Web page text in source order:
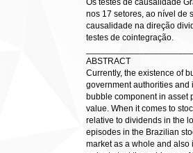
Os testes de causalidade
nos 17 setores, ao nível de
causalidade na direção
testes de cointegração.
ABSTRACT
Currently, the existence of
government authorities and
bubble component in asset
value. When it comes to
relative to dividends in the
episodes in the Brazilian
market as a whole and also